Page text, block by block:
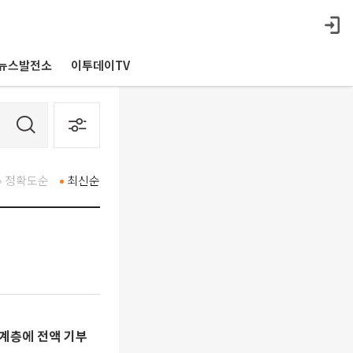
스발전소 이투데이TV
최신순
정확도순
층에 전액 기부